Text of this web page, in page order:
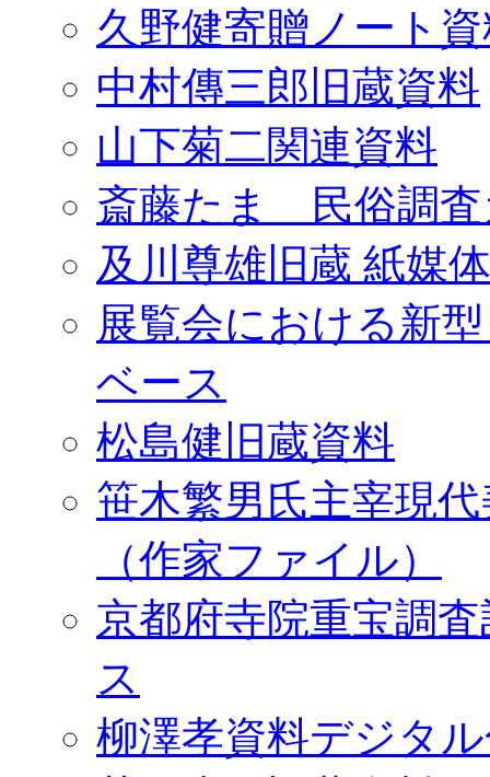
久野健寄贈ノート
中村傳三郎旧蔵資料
山下菊二関連資料
斎藤たま 民俗調査
及川尊雄旧蔵 紙媒
展覧会における新
ベース
松島健旧蔵資料
笹木繁男氏主宰現
（作家ファイル）
京都府寺院重宝調
ス
柳澤孝資料デジタ